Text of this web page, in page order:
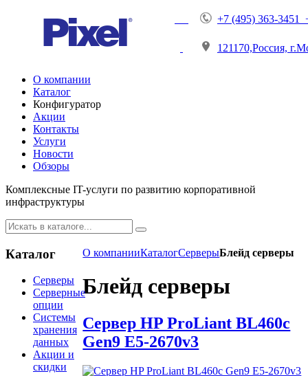
+7 (495) 363-3451
121170,Россия,
О компании
Каталог
Конфигуратор
Акции
Контакты
Услуги
Новости
Обзоры
Комплексные IT-услуги по развитию корпоративной
инфраструктуры
О компанииКаталогСерверыБлейд серверы
Блейд серверы
Cервер HP ProLiant BL460c
Gen9 E5-2670v3
Каталог
Серверы
Серверные
опции
Системы
хранения
данных
Акции и
скидки